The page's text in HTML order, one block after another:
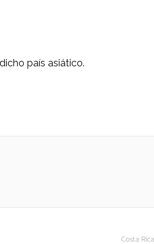
país asiático.
Costa